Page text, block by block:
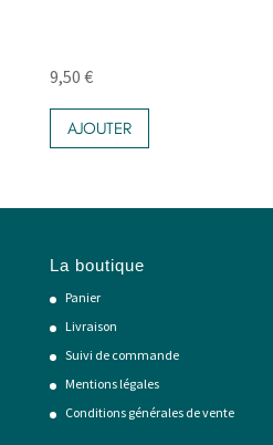
9,50 €
AJOUTER
La boutique
Panier
Livraison
Suivi de commande
Mentions légales
Conditions générales de vente